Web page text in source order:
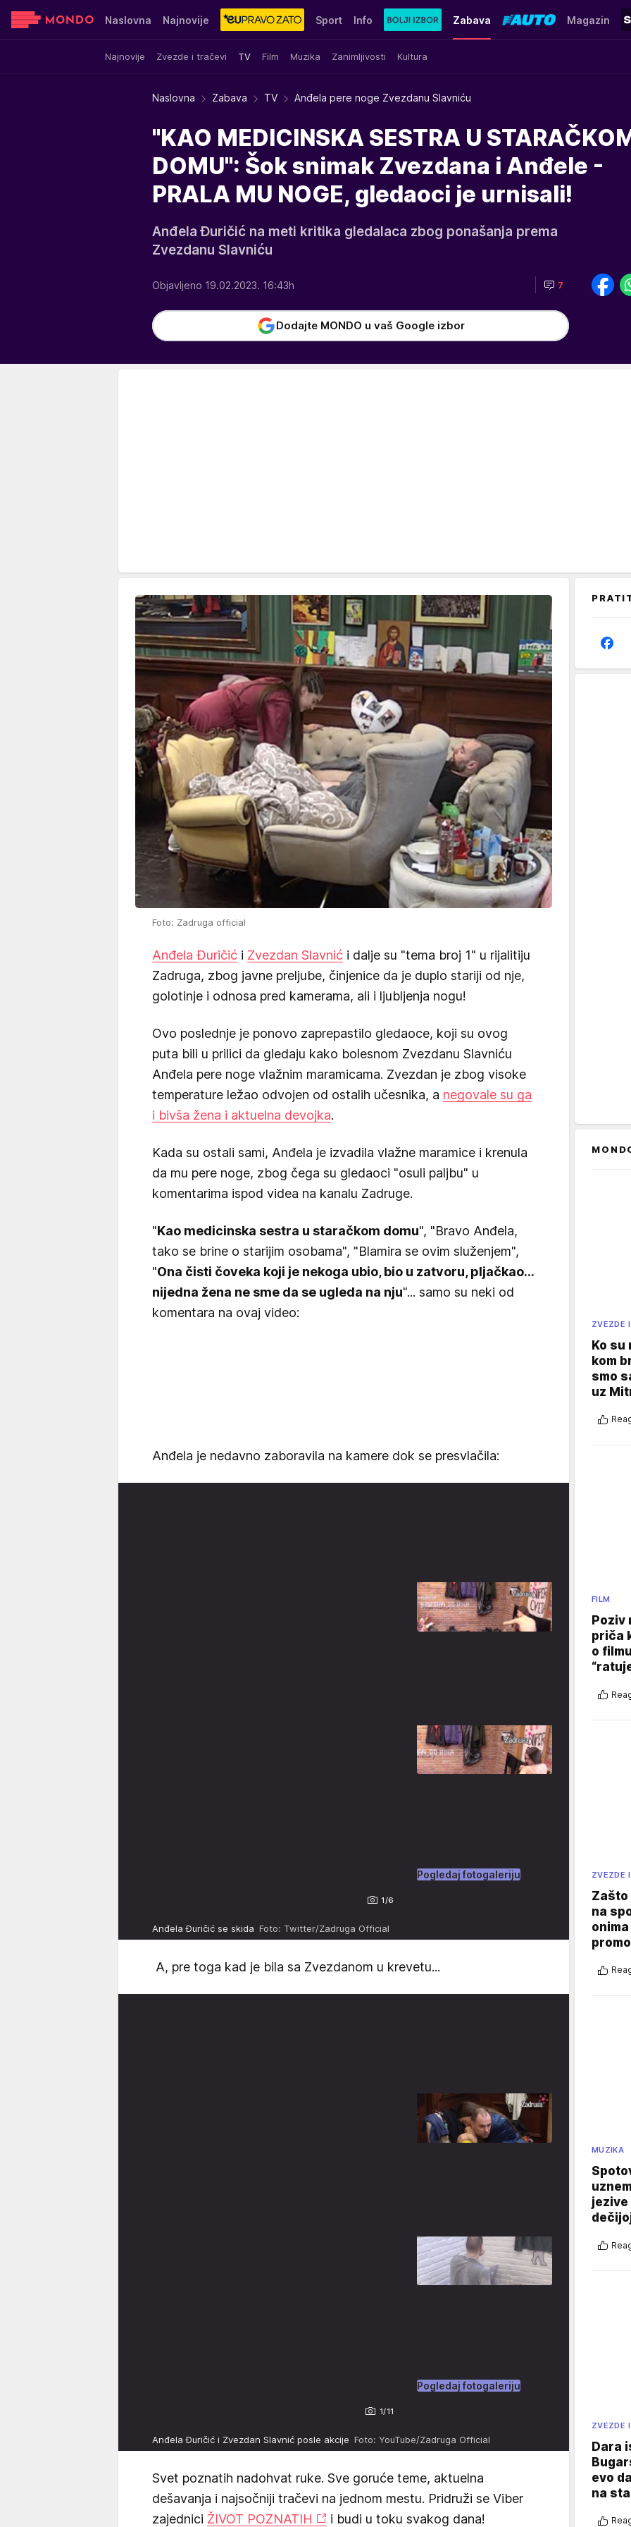
Naslovna Najnovije Sport Info Zabava
Najnovije Zvezde i tračevi TV Film Muzika Zanimljivosti Kultura
Magazin
Sensa Stvar ukusa Yumama
Naslovna Zabava TV Anđela pere noge Zvezdanu Slavniću
"KAO MEDICINSKA SESTRA U
DOMU": Šok snimak Zvezdana i Anđele -
PRALA MU NOGE, gledaoci je urnisali!
Anđela Đuričić na meti kritika gledalaca zbog ponašanja prema
Zvezdanu Slavniću
Objavljeno 19.02.2023. 16:43h 7
Dodajte MONDO u vaš Google izbor
Foto: Zadruga official
Anđela Đuričić i Zvezdan Slavnić i dalje su "tema broj 1" u rijalitiju
Zadruga, zbog javne preljube, činjenice da je duplo stariji od nje,
golotinje i odnosa pred kamerama, ali i ljubljenja nogu!
Ovo poslednje je ponovo zaprepastilo gledaoce, koji su ovog
puta bili u prilici da gledaju kako bolesnom Zvezdanu Slavniću
Anđela pere noge vlažnim maramicama. Zvezdan je zbog visoke
temperature ležao odvojen od ostalih učesnika, a negovale su ga
i bivša žena i aktuelna devojka.
Kada su ostali sami, Anđela je izvadila vlažne maramice i krenula
da mu pere noge, zbog čega su gledaoci "osuli paljbu" u
komentarima ispod videa na kanalu Zadruge.
"Kao medicinska sestra u staračkom domu", "Bravo Anđela,
tako se brine o starijim osobama", "Blamira se ovim služenjem",
"Ona čisti čoveka koji je nekoga ubio, bio u zatvoru, pljačkao...
nijedna žena ne sme da se ugleda na nju"... samo su neki od
komentara na ovaj video:
Anđela je nedavno zaboravila na kamere dok se presvlačila:
1/6
Pogledaj fotogaleriju
Anđela Đuričić se skida Foto: Twitter/Zadruga Official
A, pre toga kad je bila sa Zvezdanom u krevetu...
1/11
Pogledaj fotogaleriju
Anđela Đuričić i Zvezdan Slavnić posle akcije Foto: YouTube/Zadruga Official
Svet poznatih nadohvat ruke. Sve goruće teme, aktuelna
dešavanja i najsočniji tračevi na jednom mestu. Pridruži se Viber
zajednici ŽIVOT POZNATIH i budi u toku svakog dana!
ZVEZDE
Ko su
kom
smo
uz
FILM
Poziv
priča
o
ZVEZDE
Zašto
na
MUZIKA
jezive
ZVEZDE
Dara
evo
na